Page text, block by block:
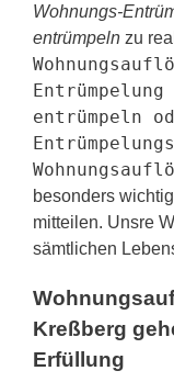
Wohnungs-
entrümpeln zu
entrümpeln
besonders
mitteilen. Unsre
sämtlichen
Kreßberg
Erfüllung